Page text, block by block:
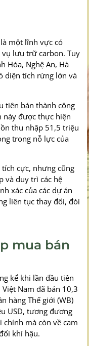
một lĩnh vực có
vụ lưu trữ carbon. Tuy
Hóa, Nghệ An, Hà
diện tích rừng lớn và
tiên bán thành công
này được thực hiện
thu nhập 51,5 triệu
trong nỗ lực của
cực, nhưng cũng
và duy trì các hệ
xác của các dự án
liên tục thay đổi, đòi
mua bán
kể khi lần đầu tiên
Nam đã bán 10,3
hàng Thế giới (WB)
USD, tương đương
mà còn về cam
khí hậu.